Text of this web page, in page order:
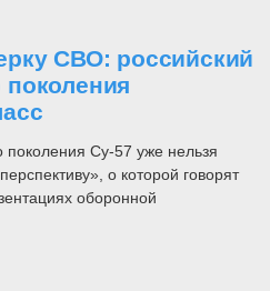
СВО: российский
поколения
поколения Су-57 уже нельзя
о которой говорят
оборонной